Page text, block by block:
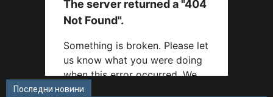
Последни новини